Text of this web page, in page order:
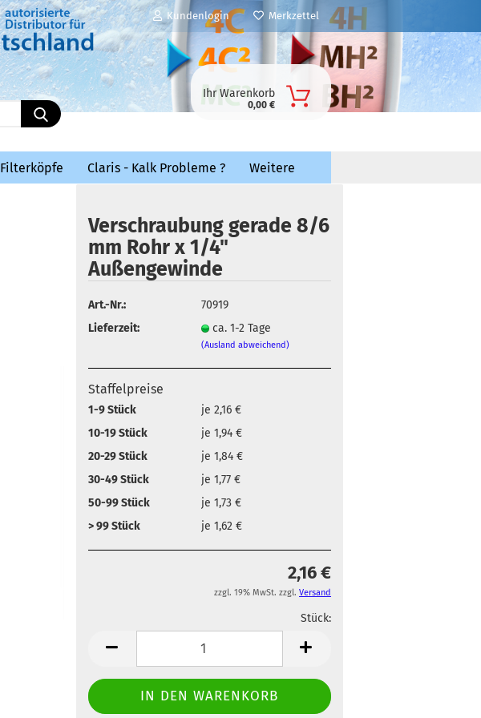
Kundenlogin
E-Mail
Passwort vergessen?
Merkzettel
Suche...
Ihr Warenkorb
0,00 €
Filterköpfe Claris - Kalk Probleme ? Weitere
Verschraubung gerade 8/6
mm Rohr x 1/4"
Außengewinde
Art.-Nr.:
70919
Lieferzeit:
ca. 1-2 Tage
(Ausland abweichend)
Staffelpreise
1-9 Stück
je 2,16 €
10-19 Stück
je 1,94 €
20-29 Stück
je 1,84 €
30-49 Stück
je 1,77 €
50-99 Stück
je 1,73 €
> 99 Stück
je 1,62 €
2,16 €
zzgl. 19% MwSt. zzgl. Versand
Stück: